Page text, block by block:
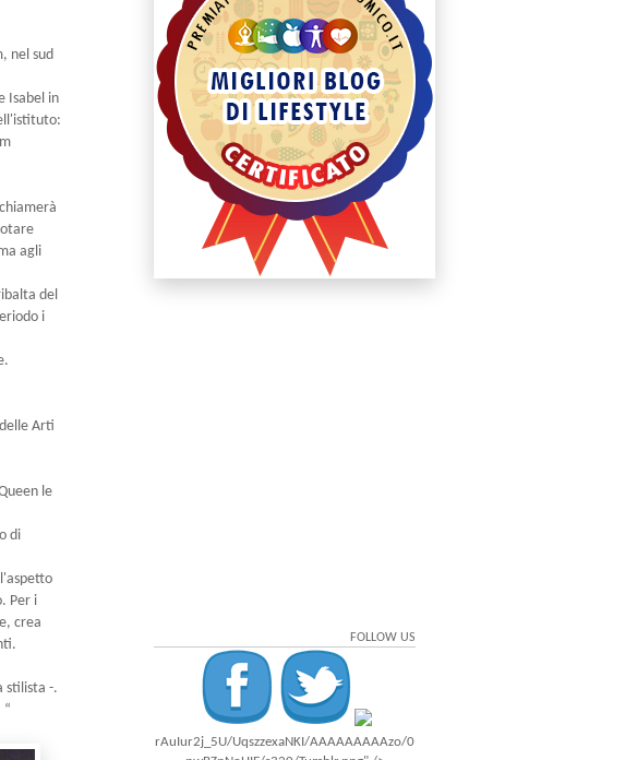
nel sud
Isabel in
agli
del
i
Arti
le
di
Per i
crea
stilista -.
FOLLOW US
rAuIur2j_5U/UqszzexaNKI/AAAAAAAAAzo/0